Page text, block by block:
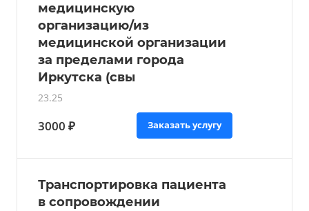
медицинскую
организацию/из
медицинской организации
за пределами города
Иркутска (свы
23.25
3000 ₽ Заказать услугу
Транспортировка пациента
в сопровождении